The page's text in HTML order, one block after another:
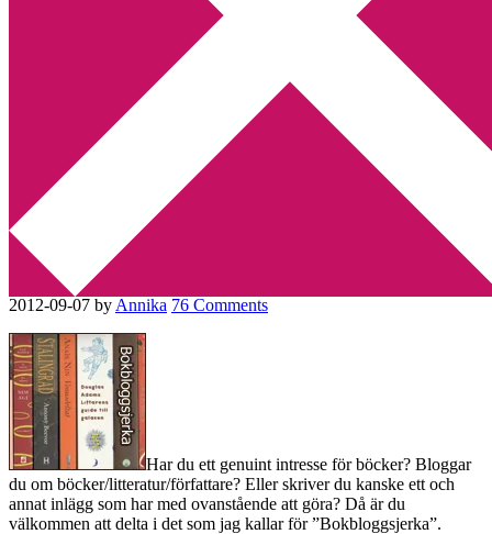
Utskriftscentralen
Min tv-blogg
You are here:Home Bokbloggsjerka
Bokbloggsjerka 7 – 10
september
Bokbloggsjerka 7 – 10
september
2012-09-07 by Annika 76 Comments
Har du ett genuint intresse för böcker? Bloggar
du om böcker/litteratur/författare? Eller skriver du kanske ett och
annat inlägg som har med ovanstående att göra? Då är du
välkommen att delta i det som jag kallar för ”Bokbloggsjerka”.